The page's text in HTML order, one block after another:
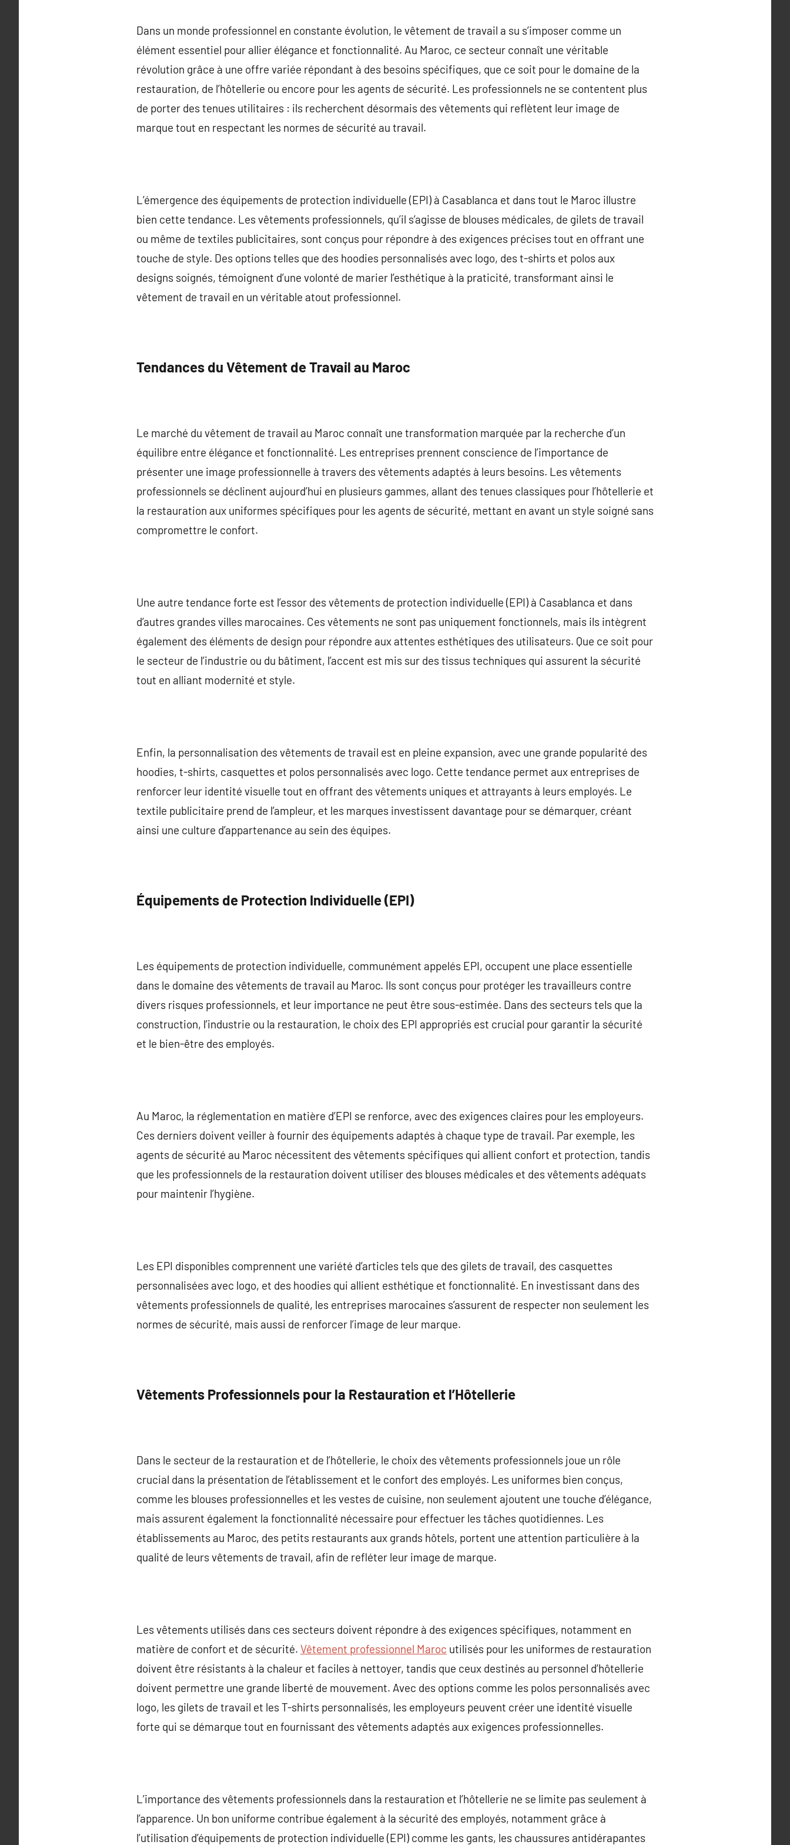
Dans un monde professionnel en constante évolution, le vêtement de travail a su s’imposer comme un
élément essentiel pour allier élégance et fonctionnalité. Au Maroc, ce secteur connaît une véritable
révolution grâce à une offre variée répondant à des besoins spécifiques, que ce soit pour le domaine de la
restauration, de l’hôtellerie ou encore pour les agents de sécurité. Les professionnels ne se contentent plus
de porter des tenues utilitaires : ils recherchent désormais des vêtements qui reflètent leur image de
marque tout en respectant les normes de sécurité au travail.
L’émergence des équipements de protection individuelle (EPI) à Casablanca et dans tout le Maroc illustre
bien cette tendance. Les vêtements professionnels, qu’il s’agisse de blouses médicales, de gilets de travail
ou même de textiles publicitaires, sont conçus pour répondre à des exigences précises tout en offrant une
touche de style. Des options telles que des hoodies personnalisés avec logo, des t-shirts et polos aux
designs soignés, témoignent d’une volonté de marier l’esthétique à la praticité, transformant ainsi le
vêtement de travail en un véritable atout professionnel.
Tendances du Vêtement de Travail au Maroc
Le marché du vêtement de travail au Maroc connaît une transformation marquée par la recherche d’un
équilibre entre élégance et fonctionnalité. Les entreprises prennent conscience de l’importance de
présenter une image professionnelle à travers des vêtements adaptés à leurs besoins. Les vêtements
professionnels se déclinent aujourd’hui en plusieurs gammes, allant des tenues classiques pour l’hôtellerie et
la restauration aux uniformes spécifiques pour les agents de sécurité, mettant en avant un style soigné sans
compromettre le confort.
Une autre tendance forte est l’essor des vêtements de protection individuelle (EPI) à Casablanca et dans
d’autres grandes villes marocaines. Ces vêtements ne sont pas uniquement fonctionnels, mais ils intègrent
également des éléments de design pour répondre aux attentes esthétiques des utilisateurs. Que ce soit pour
le secteur de l’industrie ou du bâtiment, l’accent est mis sur des tissus techniques qui assurent la sécurité
tout en alliant modernité et style.
Enfin, la personnalisation des vêtements de travail est en pleine expansion, avec une grande popularité des
hoodies, t-shirts, casquettes et polos personnalisés avec logo. Cette tendance permet aux entreprises de
renforcer leur identité visuelle tout en offrant des vêtements uniques et attrayants à leurs employés. Le
textile publicitaire prend de l’ampleur, et les marques investissent davantage pour se démarquer, créant
ainsi une culture d’appartenance au sein des équipes.
Équipements de Protection Individuelle (EPI)
Les équipements de protection individuelle, communément appelés EPI, occupent une place essentielle
dans le domaine des vêtements de travail au Maroc. Ils sont conçus pour protéger les travailleurs contre
divers risques professionnels, et leur importance ne peut être sous-estimée. Dans des secteurs tels que la
construction, l’industrie ou la restauration, le choix des EPI appropriés est crucial pour garantir la sécurité
et le bien-être des employés.
Au Maroc, la réglementation en matière d’EPI se renforce, avec des exigences claires pour les employeurs.
Ces derniers doivent veiller à fournir des équipements adaptés à chaque type de travail. Par exemple, les
agents de sécurité au Maroc nécessitent des vêtements spécifiques qui allient confort et protection, tandis
que les professionnels de la restauration doivent utiliser des blouses médicales et des vêtements adéquats
pour maintenir l’hygiène.
Les EPI disponibles comprennent une variété d’articles tels que des gilets de travail, des casquettes
personnalisées avec logo, et des hoodies qui allient esthétique et fonctionnalité. En investissant dans des
vêtements professionnels de qualité, les entreprises marocaines s’assurent de respecter non seulement les
normes de sécurité, mais aussi de renforcer l’image de leur marque.
Vêtements Professionnels pour la Restauration et l’Hôtellerie
Dans le secteur de la restauration et de l’hôtellerie, le choix des vêtements professionnels joue un rôle
crucial dans la présentation de l’établissement et le confort des employés. Les uniformes bien conçus,
comme les blouses professionnelles et les vestes de cuisine, non seulement ajoutent une touche d’élégance,
mais assurent également la fonctionnalité nécessaire pour effectuer les tâches quotidiennes. Les
établissements au Maroc, des petits restaurants aux grands hôtels, portent une attention particulière à la
qualité de leurs vêtements de travail, afin de refléter leur image de marque.
Les vêtements utilisés dans ces secteurs doivent répondre à des exigences spécifiques, notamment en
matière de confort et de sécurité. Vêtement professionnel Maroc utilisés pour les uniformes de restauration
doivent être résistants à la chaleur et faciles à nettoyer, tandis que ceux destinés au personnel d’hôtellerie
doivent permettre une grande liberté de mouvement. Avec des options comme les polos personnalisés avec
logo, les gilets de travail et les T-shirts personnalisés, les employeurs peuvent créer une identité visuelle
forte qui se démarque tout en fournissant des vêtements adaptés aux exigences professionnelles.
L’importance des vêtements professionnels dans la restauration et l’hôtellerie ne se limite pas seulement à
l’apparence. Un bon uniforme contribue également à la sécurité des employés, notamment grâce à
l’utilisation d’équipements de protection individuelle (EPI) comme les gants, les chaussures antidérapantes